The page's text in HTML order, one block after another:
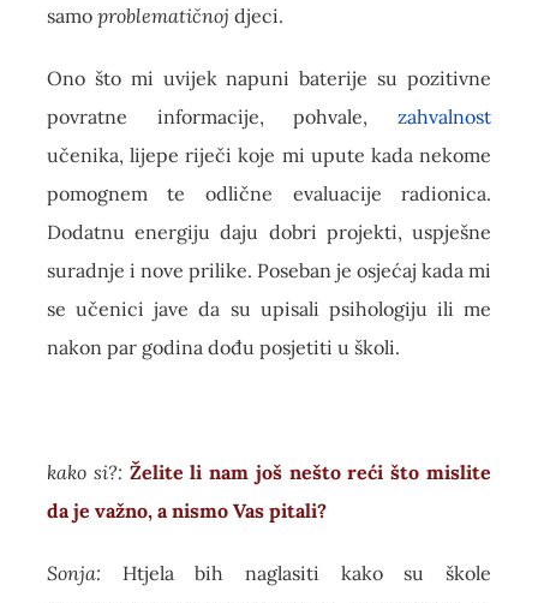
samo problematičnoj djeci.
Ono što mi uvijek napuni baterije su pozitivne
povratne informacije, pohvale,zahvalnost
učenika, lijepe riječi koje mi upute kada nekome
pomognem te odlične evaluacije radionica.
Dodatnu energiju daju dobri projekti, uspješne
suradnje i nove prilike. Poseban je osjećaj kada mi
se učenici jave da su upisali psihologiju ili me
nakon par godina dođu posjetiti u školi.
kako si?: Želite li nam još nešto reći što mislite
da je važno, a nismo Vas pitali?
Sonja: Htjela bih naglasiti kako su škole